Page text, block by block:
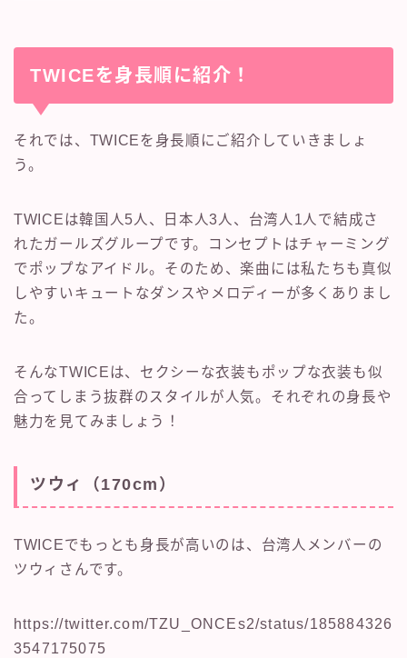
TWICEを身長順に紹介！
それでは、TWICEを身長順にご紹介していきましょ
う。
TWICEは韓国人5人、日本人3人、台湾人1人で結成さ
れたガールズグループです。コンセプトはチャーミング
でポップなアイドル。そのため、楽曲には私たちも真似
しやすいキュートなダンスやメロディーが多くありまし
た。
そんなTWICEは、セクシーな衣装もポップな衣装も似
合ってしまう抜群のスタイルが人気。それぞれの身長や
魅力を見てみましょう！
ツウィ（170cm）
TWICEでもっとも身長が高いのは、台湾人メンバーの
ツウィさんです。
https://twitter.com/TZU_ONCEs2/status/185884326
3547175075